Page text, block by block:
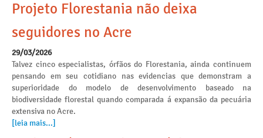
Projeto Florestania não deixa
seguidores no Acre
29/03/2026
Talvez cinco especialistas, órfãos do Florestania, ainda continuem
pensando em seu cotidiano nas evidencias que demonstram a
superioridade do modelo de desenvolvimento baseado na
biodiversidade florestal quando comparada á expansão da pecuária
extensiva no Acre.
[leia mais...]